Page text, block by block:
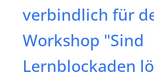
verbindlich für
Workshop "Sind
Lernblockaden